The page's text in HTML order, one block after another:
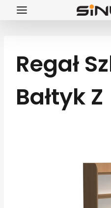
Przejdź
Regał
Bałtyk Z